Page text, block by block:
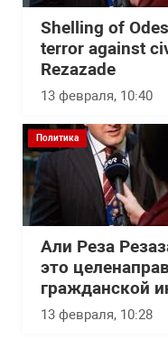
Shelling of
terror against
Rezazade
13 февраля, 10:40
Политика
Али Реза
это
гражданской
13 февраля, 10:28